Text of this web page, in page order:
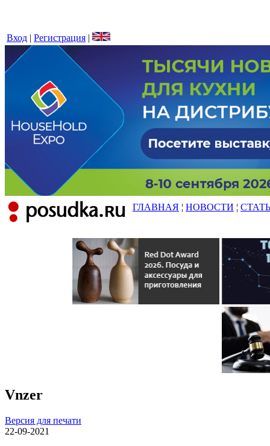
Вход | Регистрация |
ГЛАВНАЯ ¦ НОВОСТИ ¦
Vnzer
Версия для печати
22-09-2021